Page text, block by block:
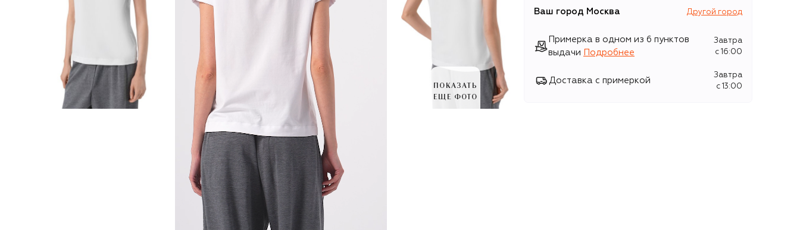
ПОКАЗАТЬ
ЕЩЕ ФОТО
Ваш город Москва Другой город
Примерка в одном из 6 пунктов
выдачи
Подробнее
Завтра
c 16:00
Доставка с примеркой
Завтра
c 13:00